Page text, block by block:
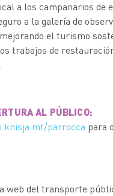
a los campanarios de
a la galería de
el turismo
trabajos de
AL PÚBLICO:
parrocca para
web del transporte